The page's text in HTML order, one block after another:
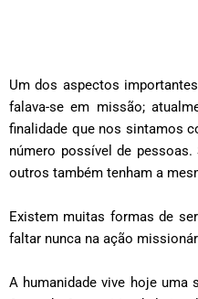
Um dos aspectos
falava-se em missão;
finalidade que nos sintamos
número possível de
outros também tenham a
Existem muitas formas de
faltar nunca na ação
A humanidade vive hoje uma